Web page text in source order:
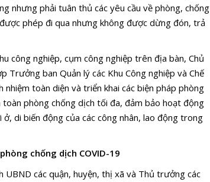
nhưng phải tuân thủ các yêu cầu về phòng, chống
phép đi qua nhưng không được dừng đón, trả
công nghiệp, cụm công nghiệp trên địa bàn, Chủ
Trưởng ban Quản lý các Khu Công nghiệp và Chế
toàn diện và triển khai các biện pháp phòng
phòng chống dịch tối đa, đảm bảo hoạt động
di biến động của các công nhân, lao động trong
chống dịch COVID-19
UBND các quận, huyện, thị xã và Thủ trưởng các